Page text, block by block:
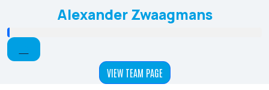
Alexander Zwaagmans
VIEW TEAM PAGE